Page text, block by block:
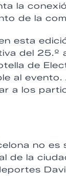
la
de la
esta
del
de
al
a los
no
de la